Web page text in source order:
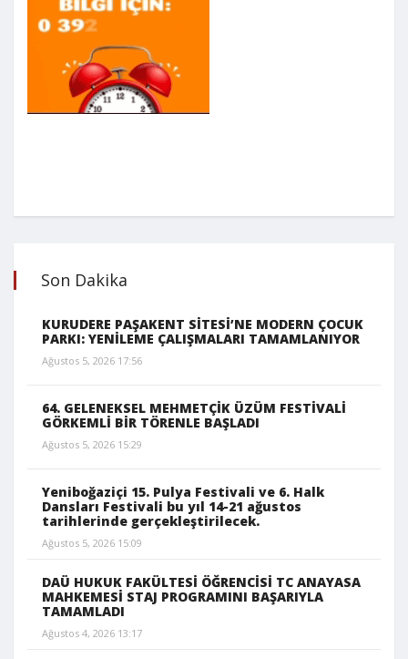
Son Dakika
KURUDERE PAŞAKENT SİTESİ’NE MODERN ÇOCUK
PARKI: YENİLEME ÇALIŞMALARI TAMAMLANIYOR
Ağustos 5, 2026 17:56
64. GELENEKSEL MEHMETÇİK ÜZÜM FESTİVALİ
GÖRKEMLİ BİR TÖRENLE BAŞLADI
Ağustos 5, 2026 15:29
Yeniboğaziçi 15. Pulya Festivali ve 6. Halk
Dansları Festivali bu yıl 14-21 ağustos
tarihlerinde gerçekleştirilecek.
Ağustos 5, 2026 15:09
DAÜ HUKUK FAKÜLTESİ ÖĞRENCİSİ TC ANAYASA
MAHKEMESİ STAJ PROGRAMINI BAŞARIYLA
TAMAMLADI
Ağustos 4, 2026 13:17